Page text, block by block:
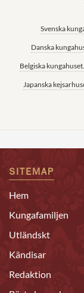
Svenska
Danska
Belgiska kungahuset
Japanska
SITEMAP
Hem
Kungafamiljen
Utländskt
Kändisar
Redaktion